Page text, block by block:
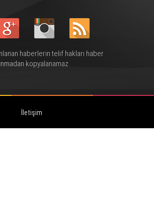
haberlerin telif hakları haber
kopyalanamaz.
İletişim